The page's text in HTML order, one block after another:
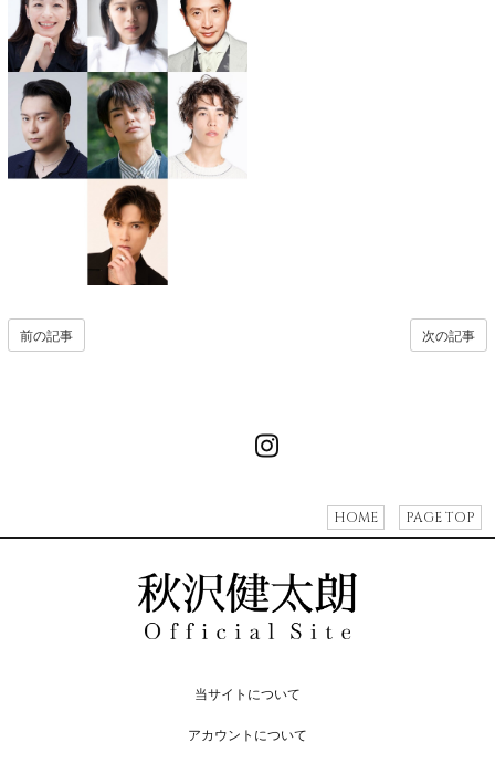
次の記事
前の記事
HOME PAGE TOP
当サイトについて
アカウントについて